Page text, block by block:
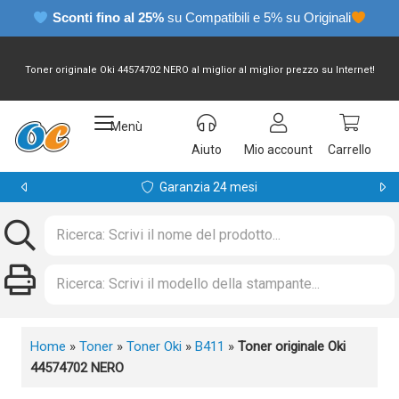
Sconti fino al 25% su Compatibili e 5% su Originali
Toner originale Oki 44574702 NERO al miglior al miglior prezzo su Internet!
Menù
Aiuto
Mio account Carrello
Garanzia 24 mesi
Home » Toner » Toner Oki » B411 » Toner originale Oki
44574702 NERO